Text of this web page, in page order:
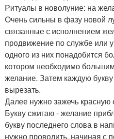
Ритуалы в новолуние: на
Очень сильны в фазу новой
связанные с исполнением
продвижение по службе или
одного из них понадобится
котором необходимо
желание. Затем каждую
вырезать.
Далее нужно зажечь красную
Букву сжигаю - желание
букву последнего слова в
нужно проводить, начиная с